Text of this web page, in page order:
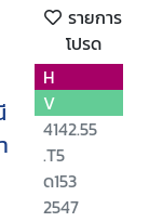
รายการ
โปรด
H
V
4142.55
.T5
ด153
2547